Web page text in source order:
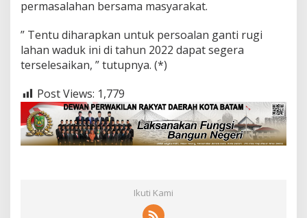
permasalahan bersama masyarakat.
” Tentu diharapkan untuk persoalan ganti rugi
lahan waduk ini di tahun 2022 dapat segera
terselesaikan, ” tutupnya. (*)
Post Views: 1,779
Ikuti Kami